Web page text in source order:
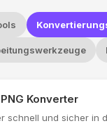
Konverter
schnell und sicher in